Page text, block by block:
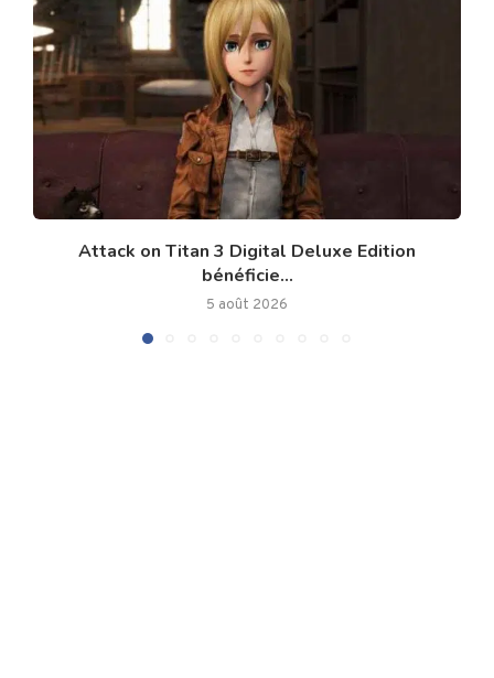
Attack on Titan 3 Digital Deluxe Edition
bénéficie...
5 août 2026